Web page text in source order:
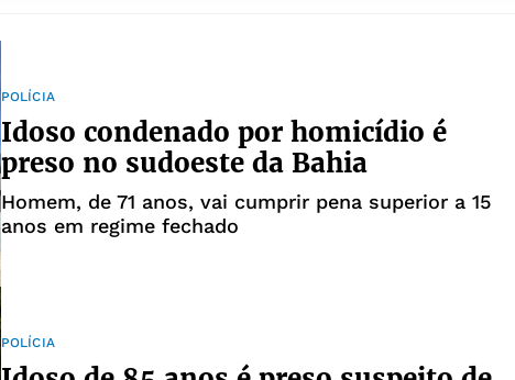
POLÍCIA
Idoso condenado por homicídio é
preso no sudoeste da Bahia
Homem, de 71 anos, vai cumprir pena superior a 15
anos em regime fechado
POLÍCIA